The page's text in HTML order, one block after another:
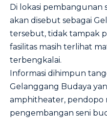
Di lokasi pembangunan
akan disebut sebagai
tersebut, tidak tampak
fasilitas masih terlihat
terbengkalai.
Informasi dihimpun
Gelanggang Budaya
amphitheater, pendopo
pengembangan seni